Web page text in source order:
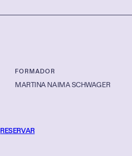
FORMADOR
MARTINA NAIMA SCHWAGER
RESERVAR